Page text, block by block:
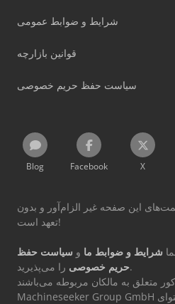
شرایط و ضوابط عمومی
قوانین بازارچه
سیاست حفظ حریم خصوصی
Blog Facebook X
این صفحه غیر الزام‌آور و بدون
تعهد است!
شرایط و ضوابط ما و سیاست حفظ
حریم خصوصیرا می‌پذیرید.
Machineseeker Group GmbH هیچ مسئولیتی در قبال محتوای